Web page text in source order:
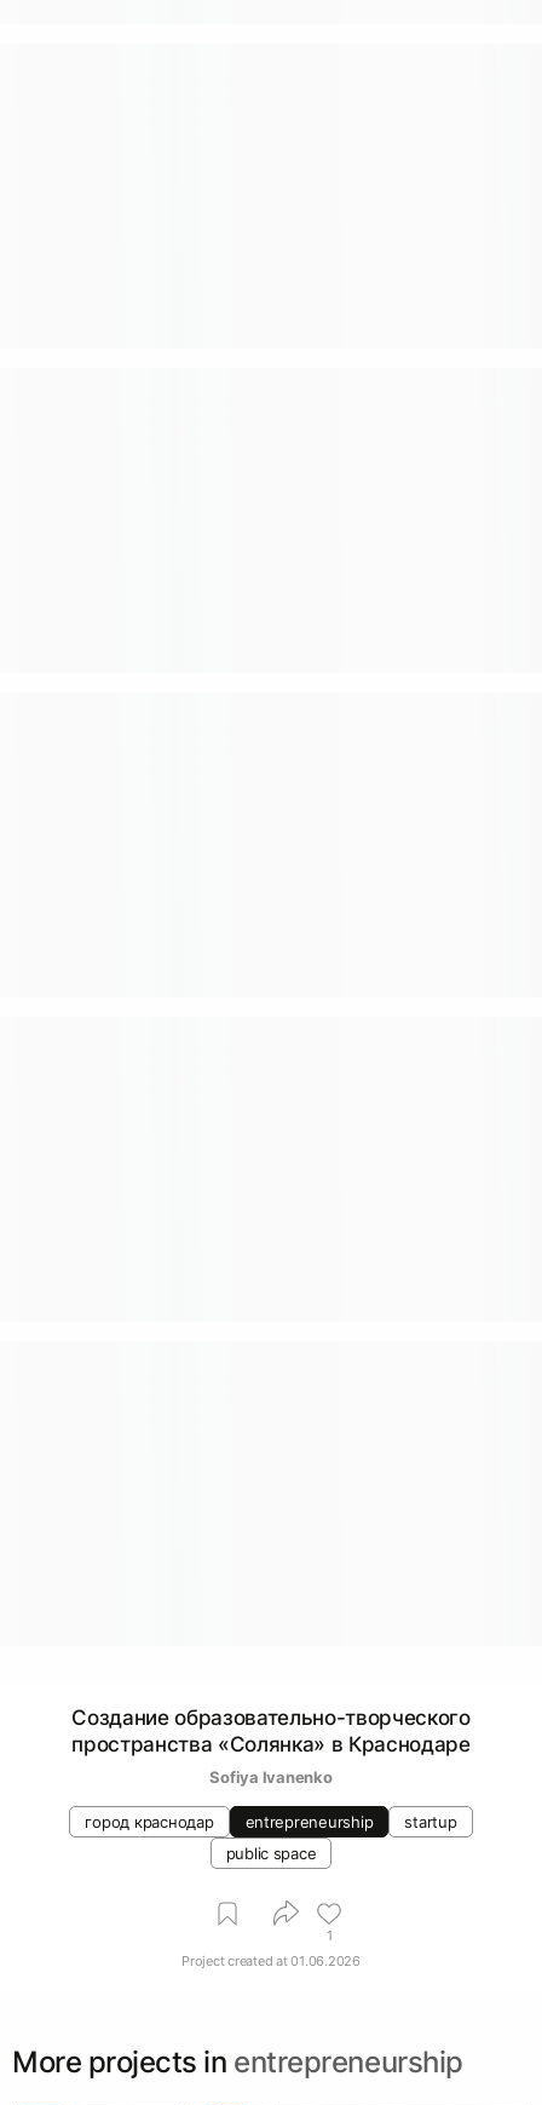
Создание образовательно-творческого
пространства «Солянка» в Краснодаре
Sofiya Ivanenko
город краснодар entrepreneurship
startup
public space
1
Project created at01.06.2026
More projects in entrepreneurship